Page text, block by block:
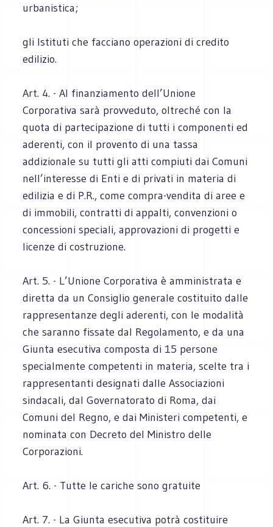
urbanistica;
gli Istituti che facciano operazioni di credito
edilizio.
Art. 4. - Al finanziamento dell’Unione
Corporativa sarà provveduto, oltreché con la
quota di partecipazione di tutti i componenti ed
aderenti, con il provento di una tassa
addizionale su tutti gli atti compiuti dai Comuni
nell’interesse di Enti e di privati in materia di
edilizia e di P.R., come compra-vendita di aree e
di immobili, contratti di appalti, convenzioni o
concessioni speciali, approvazioni di progetti e
licenze di costruzione.
Art. 5. - L’Unione Corporativa è amministrata e
diretta da un Consiglio generale costituito dalle
rappresentanze degli aderenti, con le modalità
che saranno fissate dal Regolamento, e da una
Giunta esecutiva composta di 15 persone
specialmente competenti in materia, scelte tra i
rappresentanti designati dalle Associazioni
sindacali, dal Governatorato di Roma, dai
Comuni del Regno, e dai Ministeri competenti, e
nominata con Decreto del Ministro delle
Corporazioni.
Art. 6. - Tutte le cariche sono gratuite
Art. 7. - La Giunta esecutiva potrà costituire